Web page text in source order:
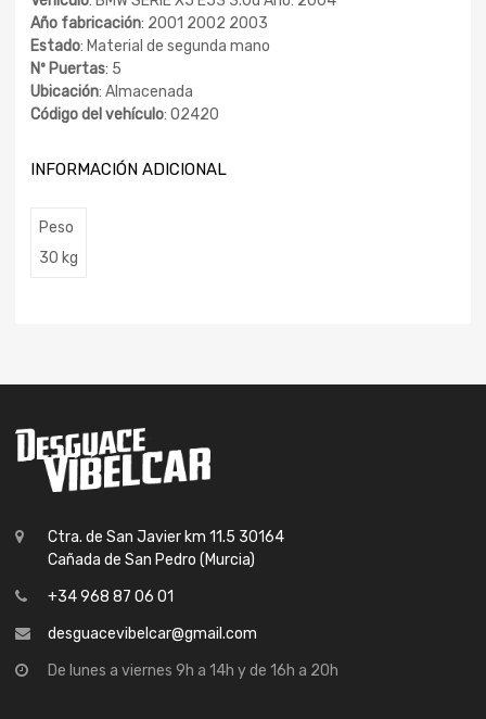
Año fabricación: 2001 2002 2003
Estado: Material de segunda mano
Nº Puertas: 5
Ubicación: Almacenada
Código del vehículo: 02420
INFORMACIÓN ADICIONAL
Peso
30 kg
Ctra. de San Javier km 11.5 30164
Cañada de San Pedro (Murcia)
+34 968 87 06 01
desguacevibelcar@gmail.com
De lunes a viernes 9h a 14h y de 16h a 20h